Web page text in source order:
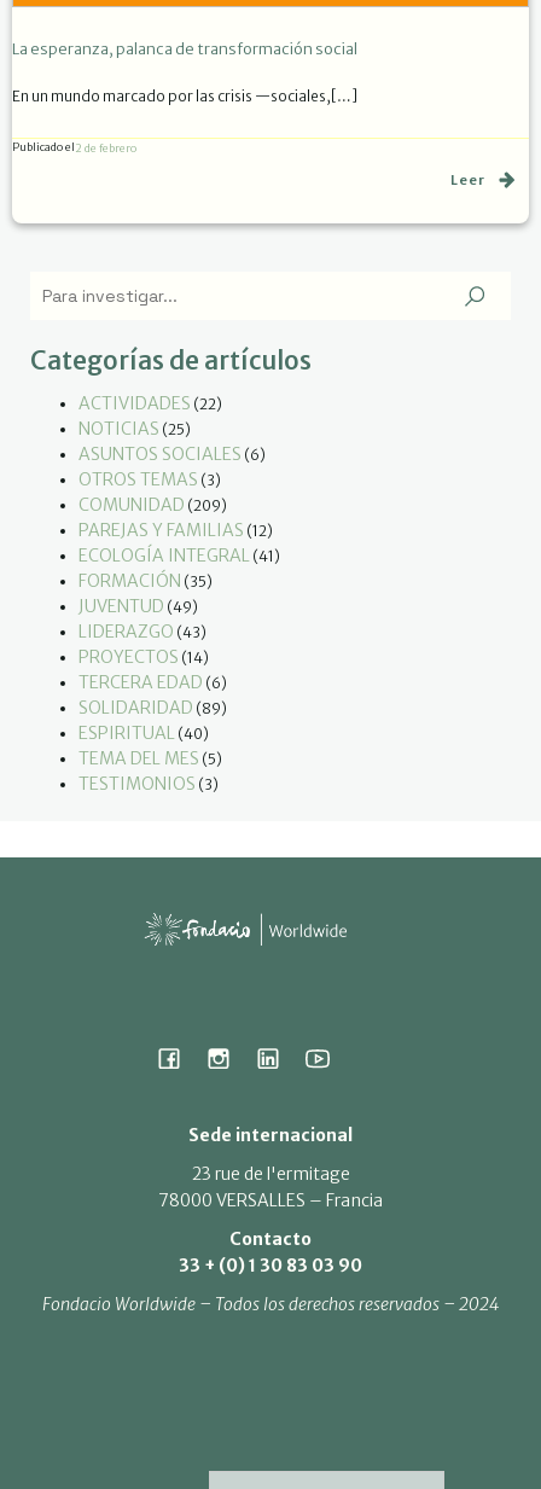
La esperanza, palanca de transformación social
En un mundo marcado por las crisis —sociales,[…]
Publicado el2 de febrero
Leer
Categorías de artículos
ACTIVIDADES (22)
NOTICIAS (25)
ASUNTOS SOCIALES (6)
OTROS TEMAS (3)
COMUNIDAD (209)
PAREJAS Y FAMILIAS (12)
ECOLOGÍA INTEGRAL (41)
FORMACIÓN (35)
JUVENTUD (49)
LIDERAZGO (43)
PROYECTOS (14)
TERCERA EDAD (6)
SOLIDARIDAD (89)
ESPIRITUAL (40)
TEMA DEL MES (5)
TESTIMONIOS (3)
Sede internacional
23 rue de l'ermitage
78000 VERSALLES – Francia
Contacto
33 + (0) 1 30 83 03 90
Fondacio Worldwide – Todos los derechos reservados – 2024